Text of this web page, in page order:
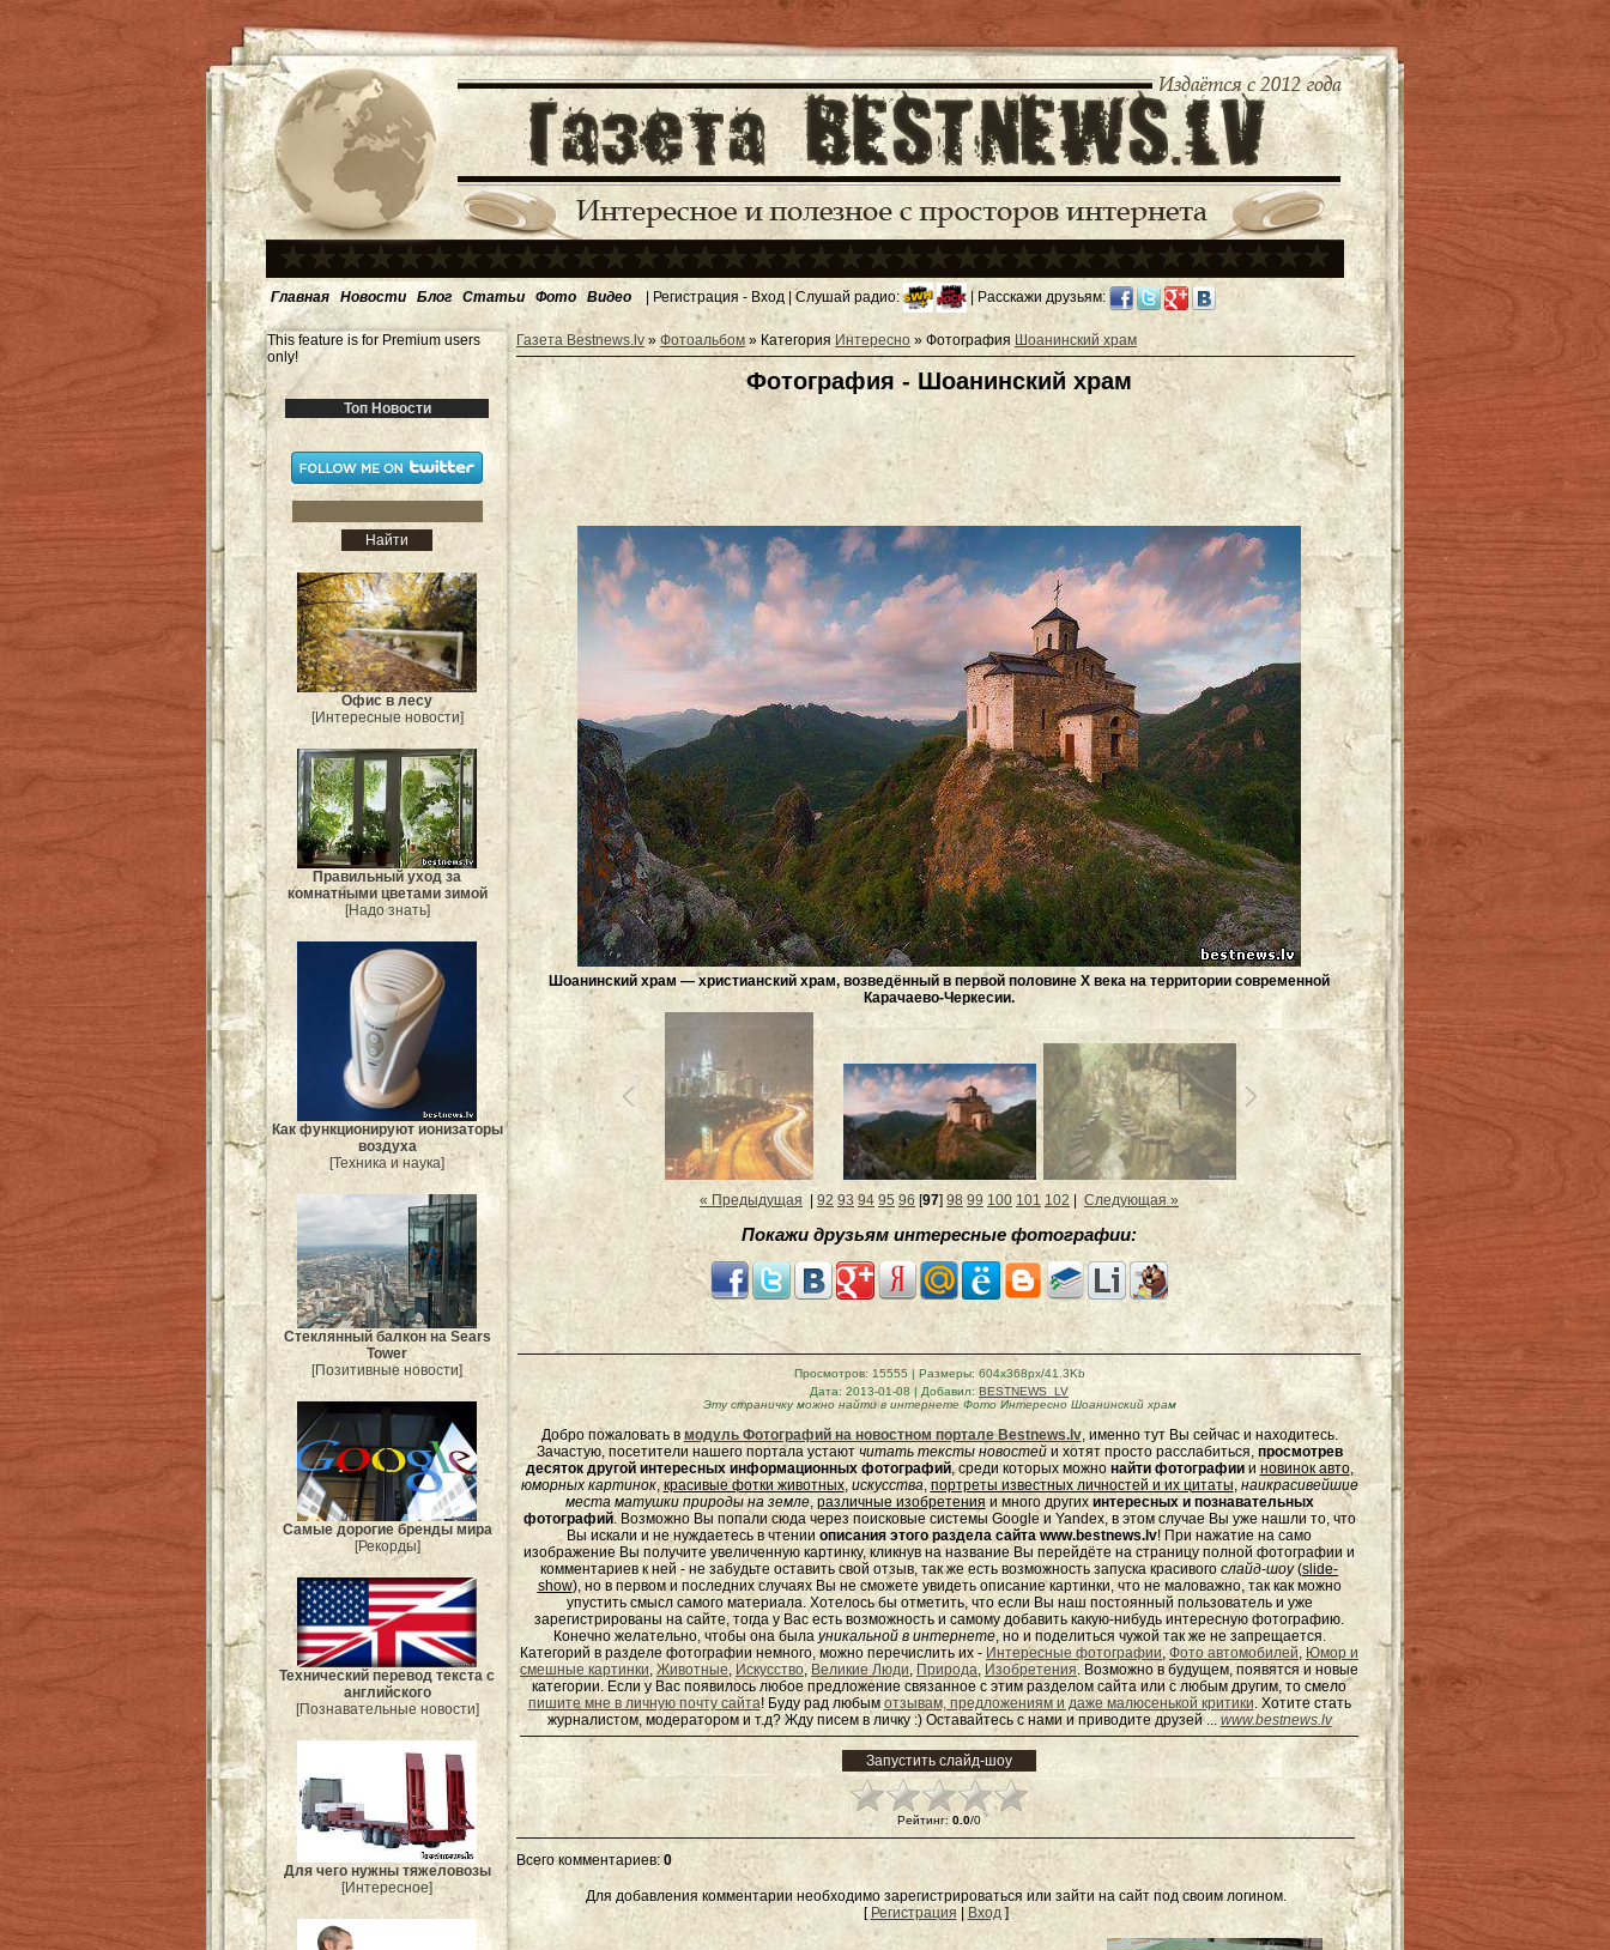
Главная Новости Блог Статьи Фото Видео | Регистрация - Вход | Слушай радио: | Расскажи друзьям:
This feature is for Premium users
only!
Топ Новости
Офис в лесу
[Интересные новости]
Правильный уход за
комнатными цветами зимой
[Надо знать]
Как функционируют ионизаторы
воздуха
[Техника и наука]
Стеклянный балкон на Sears
Tower
[Позитивные новости]
Самые дорогие бренды мира
[Рекорды]
Технический перевод текста с
английского
[Познавательные новости]
Для чего нужны тяжеловозы
[Интересное]
Газета Bestnews.lv» Фотоальбом » Категория Интересно » Фотография Шоанинский храм
Фотография - Шоанинский храм
Шоанинский храм — христианский храм, возведённый в первой половине X века на территории современной
Карачаево-Черкесии.
« Предыдущая | 92 93 94 95 96 [97] 98 99 100 101 102 Следующая »
Покажи друзьям интересные фотографии:
Просмотров: 15555 | Размеры: 604x368px/41.3Kb
Дата: 2013-01-08 | Добавил: BESTNEWS_LV
Эту страничку можно найти в интернете Фото Интересно Шоанинский храм
Добро пожаловать в модуль Фотографий на новостном портале Bestnews.lv, именно тут Вы сейчас и находитесь.
Зачастую, посетители нашего портала устаютчитать тексты новостейи хотят просто расслабиться, просмотрев
десяток другой интересных информационных фотографий, среди которых можно найти фотографиии новинок авто,
юморныхкартинок, красивые фотки животных, искусства, портреты известных личностей и их цитаты, наикрасивейшие
места матушки природы на земле, различные изобретения и много других интересных и познавательных
фотографий. Возможно Вы попали сюда через поисковые системы Google и Yandex, в этом случае Вы уже нашли то, что
Вы искали и не нуждаетесь в чтении описания этого раздела сайта www.bestnews.lv! При нажатие на само
изображение Вы получите увеличенную картинку, кликнув на название Вы перейдёте на страницу полной фотографии и
комментариев к ней - не забудьте оставить свой отзыв, так же есть возможность запуска красивого слайд-шоу(slide-
show), но в первом и последних случаях Вы не сможете увидеть описание картинки, что не маловажно, так как можно
упустить смысл самого материала. Хотелось бы отметить, что если Вы наш постоянный пользователь и уже
зарегистрированы на сайте, тогда у Вас есть возможность и самому добавить какую-нибудь интересную фотографию.
Конечно желательно, чтобы она была уникальной в интернете, но и поделиться чужой так же не запрещается.
Категорий в разделе фотографии немного, можно перечислить их - Интересные фотографии, Фото автомобилей, Юмор и
смешные картинки, Животные, Искусство, Великие Люди, Природа, Изобретения. Возможно в будущем, появятся и новые
категории. Если у Вас появилось любое предложение связанное с этим разделом сайта или с любым другим, то смело
пишите мне в личную почту сайта! Буду рад любым отзывам, предложениям и даже малюсенькой критики. Хотите стать
журналистом, модератором и т.д? Жду писем в личку:) Оставайтесь с нами и приводите друзей ... www.bestnews.lv
Рейтинг: 0.0/0
Всего комментариев:0
Для добавления комментарии необходимо зарегистрироваться или зайти на сайт под своим логином.
[ Регистрация Вход]